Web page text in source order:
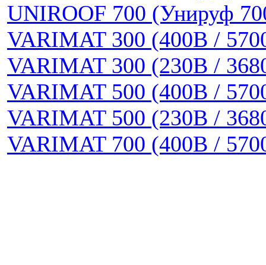
UNIROOF 700 (Унируф
VARIMAT 300 (400В /
VARIMAT 300 (230В /
VARIMAT 500 (400В /
VARIMAT 500 (230В /
VARIMAT 700 (400В /